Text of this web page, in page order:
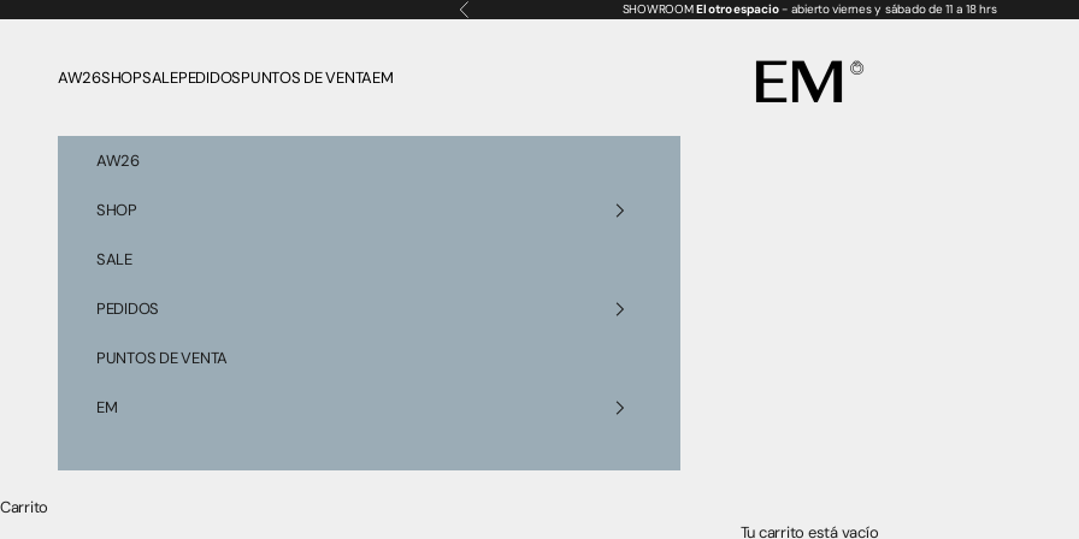
Anterior SHOWROOMEl otro espacio- abierto viernes y sábado de 11 a 18 hrs
AW26SHOPSALEPEDIDOSPUNTOS DE VENTAEM
AW26
SHOP
SALE
PEDIDOS
PUNTOS DE VENTA
EM
Carrito
Tu carrito está vacío